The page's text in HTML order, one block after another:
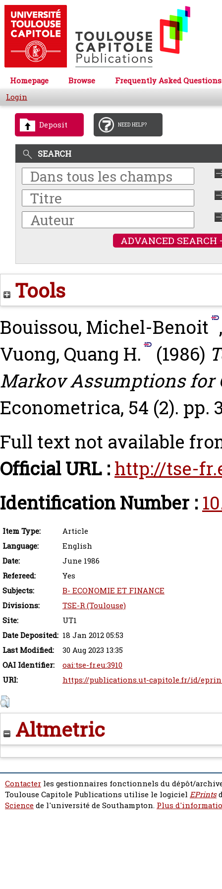
Homepage Browse
Frequently Asked Questions
Login
Deposit NEED HELP?
SEARCH
ADVANCED SEARCH
Tools
Bouissou, Michel-Benoit
Vuong, Quang H.
(1986)
Markov Assumptions for
Econometrica, 54 (2). pp.
Full text not available
Official URL : http://tse-
Identification Number :
Item Type:
Article
Language:
English
Date:
June 1986
Refereed:
Yes
Subjects:
B- ECONOMIE ET FINANCE
Divisions:
TSE-R (Toulouse)
Site:
UT1
Date Deposited: 18 Jan 2012 05:53
Last Modified:
30 Aug 2023 13:35
OAI Identifier:
oai:tse-fr.eu:3910
URI:
https://publications.ut-capitole.fr/id/
Altmetric
Contacter les gestionnaires fonctionnels du dépôt/
Toulouse Capitole Publications utilise le logiciel EPrints
Sciencede l'université de Southampton. Plus